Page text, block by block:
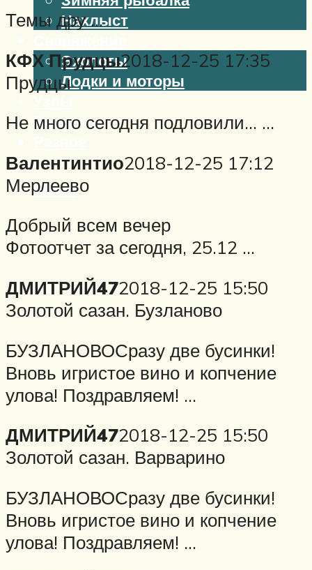
Нахлыст
Эхолоты
Лодки и моторы
Рецепты
Меню
Темы дру …
КФХ Прудцы2018-12-25 17:35
Прудцы
Не много сегодня подловили… …
Валентинтио2018-12-25 17:12
Мерлеево
Добрый всем вечер
Фотоотчет за сегодня, 25.12 …
ДМИТРИЙ472018-12-25 15:50
Золотой сазан. Бузланово
БУЗЛАНОВОСразу две бусинки!
Вновь игристое вино и копчение
улова! Поздравляем! …
ДМИТРИЙ472018-12-25 15:50
Золотой сазан. Варварино
БУЗЛАНОВОСразу две бусинки!
Вновь игристое вино и копчение
улова! Поздравляем! …